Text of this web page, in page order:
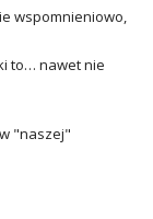
wspomnieniowo,
to… nawet nie
"naszej"